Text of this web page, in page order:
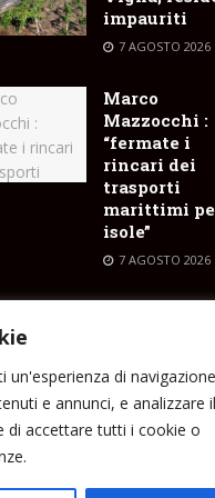
di navigazione
e annunci, e analizzare il
di accettare tutti i cookie o
impauriti
7 AGOSTO 2026
Marco
Mazzocchi :
“fermate i
rincari dei
trasporti
marittimi
isole”
7 AGOSTO 2026
7 AGOSTO 2026